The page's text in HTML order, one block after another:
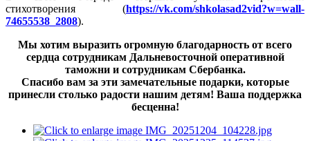
стихотворения (https://vk.com/shkolasad2vid?w=wall-
74655538_2808).
Мы хотим выразить огромную благодарность от всего
сердца сотрудникам Дальневосточной оперативной
таможни и сотрудникам Сбербанка.
Спасибо вам за эти замечательные подарки, которые
принесли столько радости нашим детям! Ваша поддержка
бесценна!